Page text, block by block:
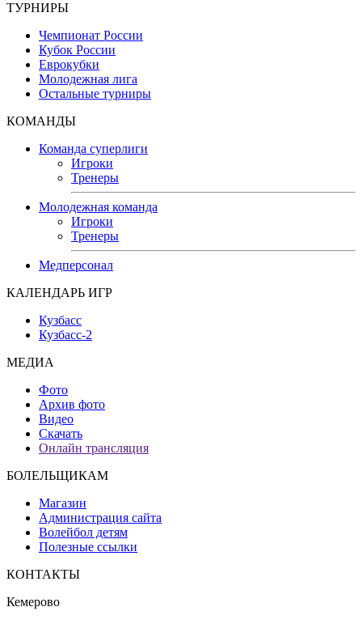
ТУРНИРЫ
Чемпионат России
Кубок России
Еврокубки
Молодежная лига
Остальные турниры
КОМАНДЫ
Команда суперлиги
Игроки
Тренеры
Молодежная команда
Игроки
Тренеры
Медперсонал
КАЛЕНДАРЬ ИГР
Кузбасс
Кузбасс-2
МЕДИА
Фото
Архив фото
Видео
Скачать
Онлайн трансляция
БОЛЕЛЬЩИКАМ
Магазин
Администрация сайта
Волейбол детям
Полезные ссылки
КОНТАКТЫ
Кемерово